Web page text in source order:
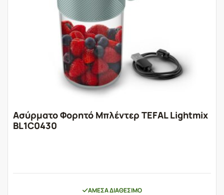
Ασύρματο Φορητό Μπλέντερ TEFAL Lightmix
BL1C0430
ΆΜΕΣΑ ΔΙΑΘΈΣΙΜΟ